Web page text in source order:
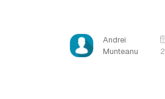
Andrei
Munteanu